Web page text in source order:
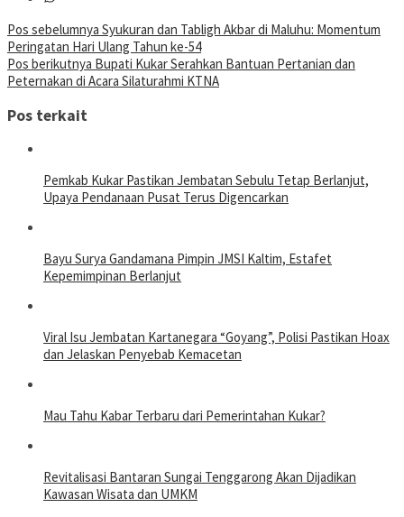
Navigasi
pos
Pos sebelumnya Syukuran dan Tabligh Akbar di Maluhu: Momentum
Peringatan Hari Ulang Tahun ke-54
Pos berikutnya Bupati Kukar Serahkan Bantuan Pertanian dan
Peternakan di Acara Silaturahmi KTNA
Pos terkait
Pemkab Kukar Pastikan Jembatan Sebulu Tetap Berlanjut,
Upaya Pendanaan Pusat Terus Digencarkan
Bayu Surya Gandamana Pimpin JMSI Kaltim, Estafet
Kepemimpinan Berlanjut
Viral Isu Jembatan Kartanegara “Goyang”, Polisi Pastikan Hoax
dan Jelaskan Penyebab Kemacetan
Mau Tahu Kabar Terbaru dari Pemerintahan Kukar?
Revitalisasi Bantaran Sungai Tenggarong Akan Dijadikan
Kawasan Wisata dan UMKM